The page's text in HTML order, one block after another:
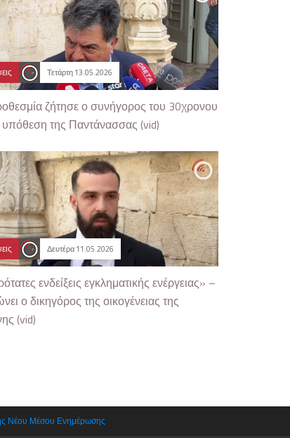
Τετάρτη 13.05.2026
ζήτησε ο συνήγορος του 30χρονου
υπόθεση της Παντάνασσας (vid)
Δευτέρα 11.05.2026
ενδείξεις εγκληματικής ενέργειας» –
ο δικηγόρος της οικογένειας της
(vid)
Νέου Μέσου Ενημέρωσης